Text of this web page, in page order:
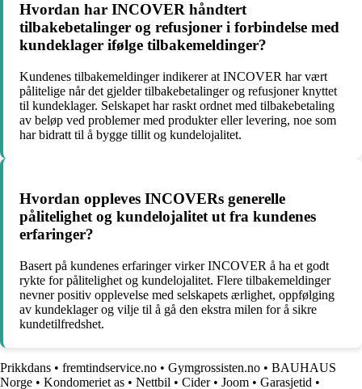
Hvordan har INCOVER håndtert
tilbakebetalinger og refusjoner i forbindelse med
kundeklager ifølge tilbakemeldinger?
Kundenes tilbakemeldinger indikerer at INCOVER har vært
pålitelige når det gjelder tilbakebetalinger og refusjoner knyttet
til kundeklager. Selskapet har raskt ordnet med tilbakebetaling
av beløp ved problemer med produkter eller levering, noe som
har bidratt til å bygge tillit og kundelojalitet.
Hvordan oppleves INCOVERs generelle
pålitelighet og kundelojalitet ut fra kundenes
erfaringer?
Basert på kundenes erfaringer virker INCOVER å ha et godt
rykte for pålitelighet og kundelojalitet. Flere tilbakemeldinger
nevner positiv opplevelse med selskapets ærlighet, oppfølging
av kundeklager og vilje til å gå den ekstra milen for å sikre
kundetilfredshet.
Prikkdans • fremtindservice.no • Gymgrossisten.no • BAUHAUS
Norge • Kondomeriet as • Nettbil • Cider• Joom • Garasjetid •